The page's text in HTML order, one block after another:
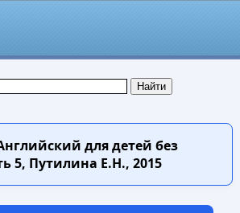
для детей без
5, Путилина Е.Н., 2015